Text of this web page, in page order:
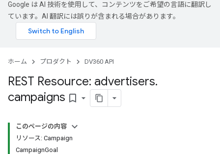
Google は AI 技術を使用して、コンテンツをご希望の言語に翻訳し
ています。AI 翻訳には誤りが含まれる場合があります。
ホーム プロダクト DV360 API
REST Resource: advertisers.
campaigns bookmark_border
このページの内容
リソース: Campaign
CampaignGoal